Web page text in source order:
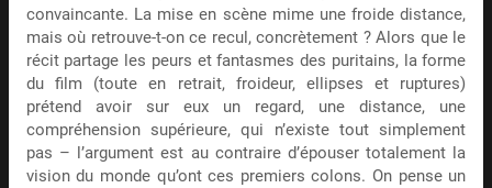
convaincante. La mise en scène mime une froide distance,
mais où retrouve-t-on ce recul, concrètement ? Alors que le
récit partage les peurs et fantasmes des puritains, la forme
du film (toute en retrait, froideur, ellipses et ruptures)
prétend avoir sur eux un regard, une distance, une
compréhension supérieure, qui n’existe tout simplement
pas – l’argument est au contraire d’épouser totalement la
vision du monde qu’ont ces premiers colons. On pense un